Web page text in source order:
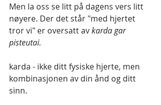
Men la oss se litt på dagens vers litt
nøyere. Der det står "med hjertet
tror vi" er oversatt av karda gar
pisteutai.
karda - ikke ditt fysiske hjerte, men
kombinasjonen av din ånd og ditt
sinn.